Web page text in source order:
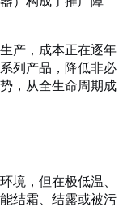
产，成本正在逐年
列产品，降低非必
，从全生命周期成
境，但在极低温、
结霜、结露或被污